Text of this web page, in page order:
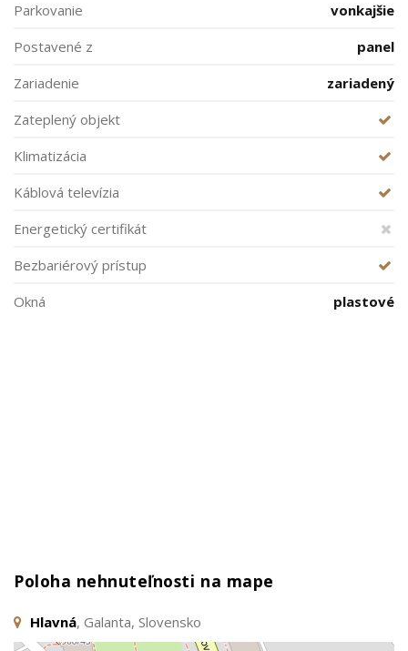
Parkovanie
vonkajšie
Postavené z
panel
Zariadenie
zariadený
Zateplený objekt
Klimatizácia
Káblová televízia
Energetický certifikát
Bezbariérový prístup
Okná
plastové
Poloha nehnuteľnosti na mape
Hlavná, Galanta, Slovensko